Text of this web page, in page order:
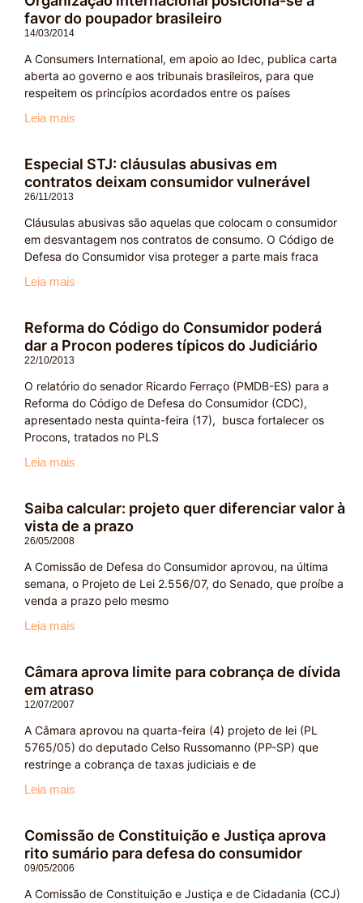
favor do poupador brasileiro
14/03/2014
A Consumers International, em apoio ao Idec, publica carta
aberta ao governo e aos tribunais brasileiros, para que
respeitem os princípios acordados entre os países
Leia mais
Especial STJ: cláusulas abusivas em
contratos deixam consumidor vulnerável
26/11/2013
Cláusulas abusivas são aquelas que colocam o consumidor
em desvantagem nos contratos de consumo. O Código de
Defesa do Consumidor visa proteger a parte mais fraca
Leia mais
Reforma do Código do Consumidor poderá
dar a Procon poderes típicos do Judiciário
22/10/2013
O relatório do senador Ricardo Ferraço (PMDB-ES) para a
Reforma do Código de Defesa do Consumidor (CDC),
apresentado nesta quinta-feira (17), busca fortalecer os
Procons, tratados no PLS
Leia mais
Saiba calcular: projeto quer diferenciar valor à
vista de a prazo
26/05/2008
A Comissão de Defesa do Consumidor aprovou, na última
semana, o Projeto de Lei 2.556/07, do Senado, que proíbe a
venda a prazo pelo mesmo
Leia mais
Câmara aprova limite para cobrança de dívida
em atraso
12/07/2007
A Câmara aprovou na quarta-feira (4) projeto de lei (PL
5765/05) do deputado Celso Russomanno (PP-SP) que
restringe a cobrança de taxas judiciais e de
Leia mais
Comissão de Constituição e Justiça aprova
rito sumário para defesa do consumidor
09/05/2006
A Comissão de Constituição e Justiça e de Cidadania (CCJ)